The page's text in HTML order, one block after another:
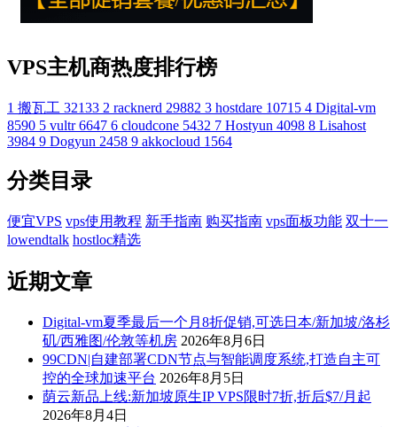
VPS主机商热度排行榜
1 搬瓦工 32133 2 racknerd 29882 3 hostdare 10715 4 Digital-vm
8590 5 vultr 6647 6 cloudcone 5432 7 Hostyun 4098 8 Lisahost
3984 9 Dogyun 2458 9 akkocloud 1564
分类目录
便宜VPS vps使用教程 新手指南 购买指南 vps面板功能 双十一
lowendtalk hostloc精选
近期文章
Digital-vm夏季最后一个月8折促销,可选日本/新加坡/洛杉
矶/西雅图/伦敦等机房 2026年8月6日
99CDN|自建部署CDN节点与智能调度系统,打造自主可
控的全球加速平台 2026年8月5日
荫云新品上线:新加坡原生IP VPS限时7折,折后$7/月起
2026年8月4日